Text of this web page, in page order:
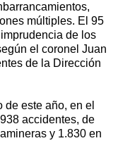
múltiples. El 95
de los
el coronel Juan
de la Dirección
este año, en el
accidentes, de
y 1.830 en